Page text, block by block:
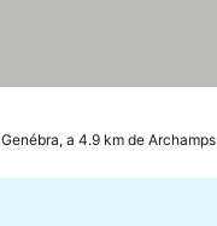
Genébra, a 4.9 km de Archamps